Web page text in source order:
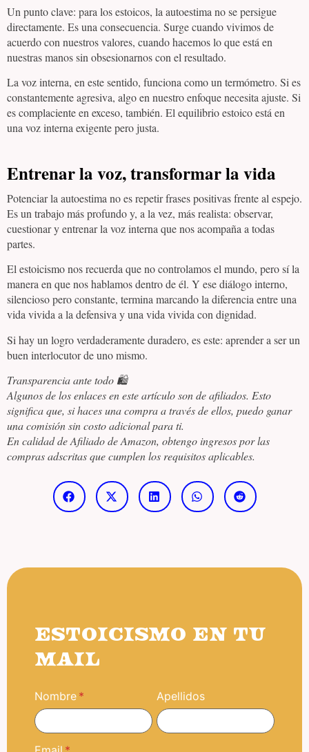
Un punto clave: para los estoicos, la autoestima no se persigue
directamente. Es una consecuencia. Surge cuando vivimos de
acuerdo con nuestros valores, cuando hacemos lo que está en
nuestras manos sin obsesionarnos con el resultado.
La voz interna, en este sentido, funciona como un termómetro. Si es
constantemente agresiva, algo en nuestro enfoque necesita ajuste. Si
es complaciente en exceso, también. El equilibrio estoico está en
una voz interna exigente pero justa.
Entrenar la voz, transformar la vida
Potenciar la autoestima no es repetir frases positivas frente al espejo.
Es un trabajo más profundo y, a la vez, más realista: observar,
cuestionar y entrenar la voz interna que nos acompaña a todas
partes.
El estoicismo nos recuerda que no controlamos el mundo, pero sí la
manera en que nos hablamos dentro de él. Y ese diálogo interno,
silencioso pero constante, termina marcando la diferencia entre una
vida vivida a la defensiva y una vida vivida con dignidad.
Si hay un logro verdaderamente duradero, es este: aprender a ser un
buen interlocutor de uno mismo.
Transparencia ante todo 🛍️
Algunos de los enlaces en este artículo son de afiliados. Esto
significa que, si haces una compra a través de ellos, puedo ganar
una comisión sin costo adicional para ti.
En calidad de Afiliado de Amazon, obtengo ingresos por las
compras adscritas que cumplen los requisitos aplicables.
ESTOICISMO EN TU
MAIL
Nombre Apellidos